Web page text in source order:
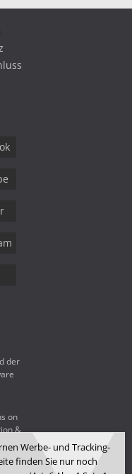
Werbe- und Tracking-
finden Sie nur noch
der
on
&